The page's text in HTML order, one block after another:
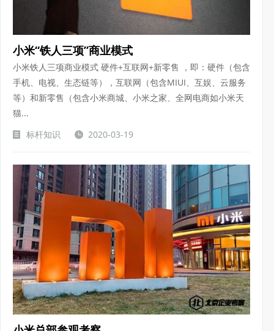
小米“铁人三项”商业模式
小米铁人三项商业模式 硬件+互联网+新零售 ，即：硬件（包含
手机、电视、生态链等），互联网（包含MIUI、互娱、云服务
等）和新零售（包含小米商城、小米之家、全网电商如小米天
猫...
标杆知识
2020-03-19